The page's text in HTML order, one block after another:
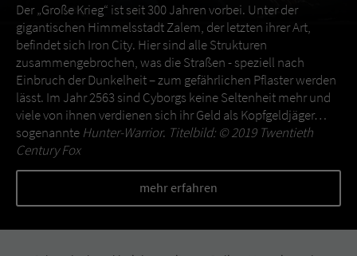
Der „Große Krieg“ ist seit 300 Jahren vorbei. Unter der
gigantischen Himmelsstadt Zalem, der letzten ihrer Art,
befindet sich Iron City. Hier sind alle Strukturen
zusammengebrochen, was die Straßen - speziell nach
Einbruch der Dunkelheit – zum gefährlichen Pflaster werden
lässt. Im Jahr 2563 sind Cyborgs keine Seltenheit mehr und
viele von ihnen verdienen sich ihr Geld als Kopfgeldjäger…
sogenannte Hunter-Warrior. Titelbild: © 2019 Twentieth
Century Fox
mehr erfahren